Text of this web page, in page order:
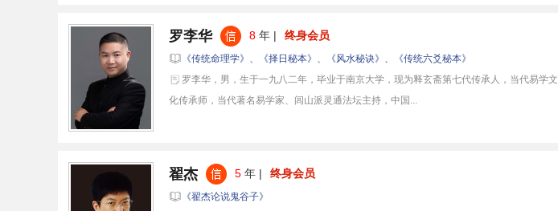
罗李华 8年 | 终身会员
《传统命理学》、《择日秘本》、《风水秘诀》、《传统六爻秘本》
罗李华，男，生于一九八二年，毕业于南京大学，现为释玄斋第七代传承人，当代易学文
化传承师，当代著名易学家、闾山派灵通法坛主持，中国...
翟杰 5年 | 终身会员
《翟杰论说鬼谷子》